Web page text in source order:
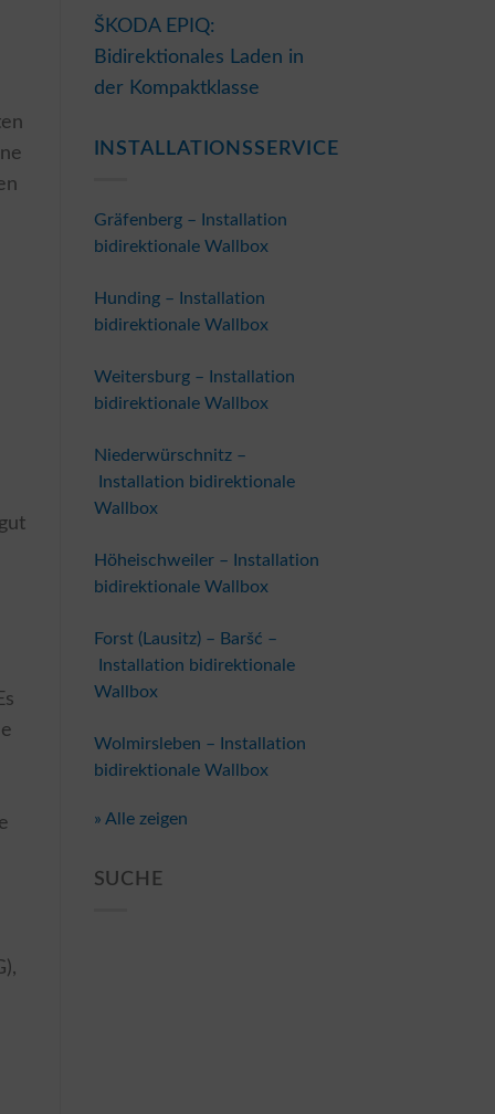
ŠKODA EPIQ:
Bidirektionales Laden in
der Kompaktklasse
INSTALLATIONSSERVICE
Gräfenberg – Installation
bidirektionale Wallbox
Hunding – Installation
bidirektionale Wallbox
Weitersburg – Installation
bidirektionale Wallbox
Niederwürschnitz –
Installation bidirektionale
Wallbox
Höheischweiler – Installation
bidirektionale Wallbox
Forst (Lausitz) – Baršć –
Installation bidirektionale
Wallbox
Wolmirsleben – Installation
bidirektionale Wallbox
» Alle zeigen
SUCHE